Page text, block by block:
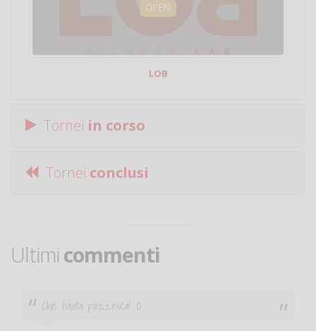
OPEN
LOB
Tornei in corso
Tornei conclusi
Ultimi commenti
Ciao. Sono a Treviglio da poco e vorrei tornare a
giocare. Se sei in zona e puoi giocare fammi sapere.